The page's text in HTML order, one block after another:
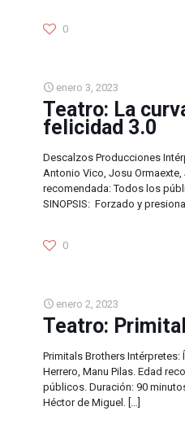
0
enero 3, 2023
Teatro: La
felicidad 3.0
Descalzos Producciones
Antonio Vico, Josu Ormaexte,
recomendada: Todos los
SINOPSIS: Forzado y
0
enero 2, 2023
Teatro:
Primitals Brothers Intérpretes:
Herrero, Manu Pilas. Edad
públicos. Duración: 90
Héctor de Miguel. […]